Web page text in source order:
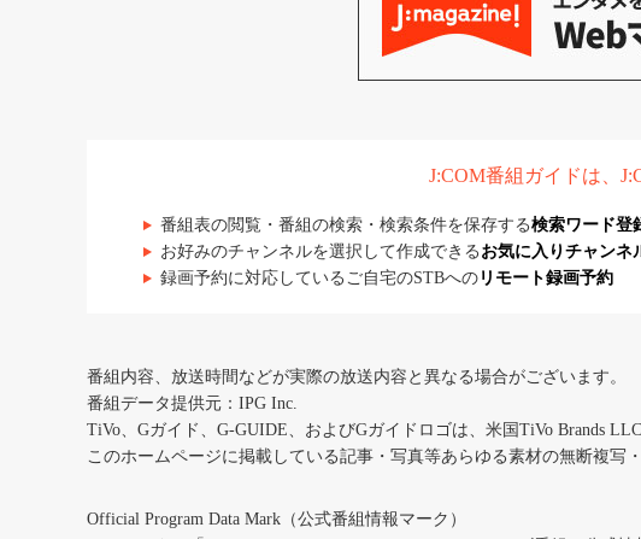
J:COM番組ガイドは、
番組表の閲覧・番組の検索・検索条件を保存する検索ワード登
お好みのチャンネルを選択して作成できる お気に入りチャンネ
録画予約に対応しているご自宅のSTBへの リモート録画予約
番組内容、放送時間などが実際の放送内容と異なる場合がございます。
番組データ提供元：IPG Inc.
TiVo、Gガイド、G-GUIDE、およびGガイドロゴは、米国TiVo Brands
このホームページに掲載している記事・写真等あらゆる素材の無断複写
Official Program Data Mark（公式番組情報マーク）